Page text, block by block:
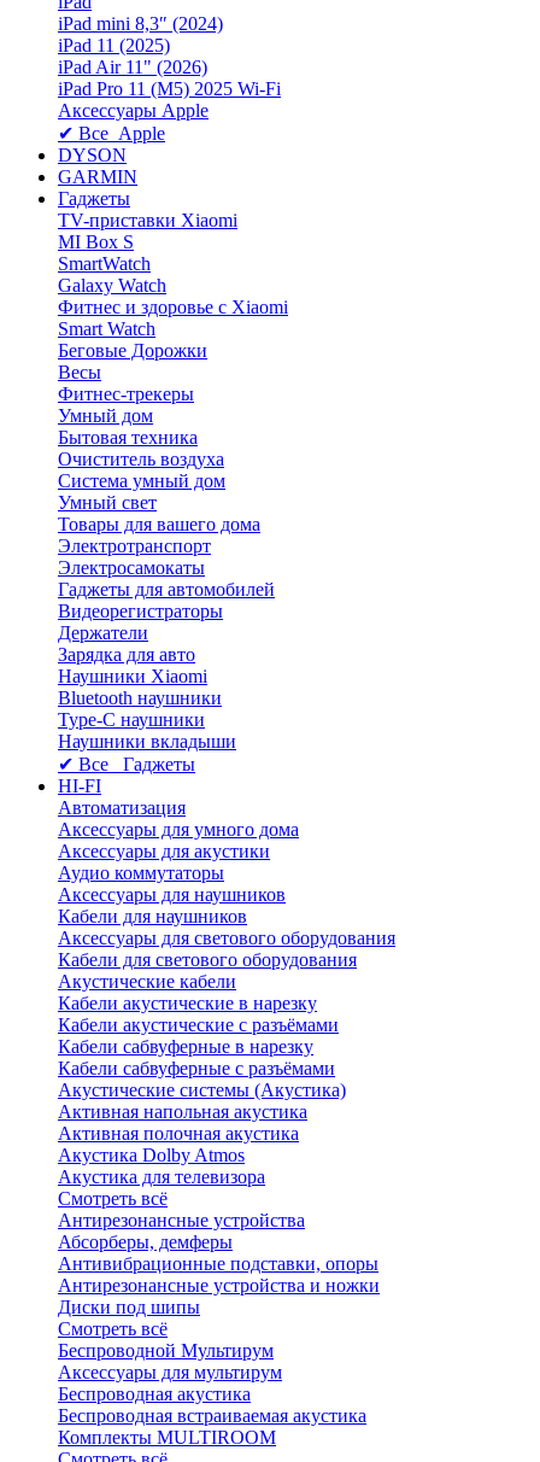
iPad mini 8,3″ (2024)
iPad 11 (2025)
iPad Air 11" (2026)
iPad Pro 11 (M5) 2025 Wi-Fi
Аксессуары Apple
✔ Все Apple
DYSON
GARMIN
Гаджеты
TV-приставки Xiaomi
MI Box S
SmartWatch
Galaxy Watch
Фитнес и здоровье с Xiaomi
Smart Watch
Беговые Дорожки
Весы
Фитнес-трекеры
Умный дом
Бытовая техника
Очиститель воздуха
Система умный дом
Умный свет
Товары для вашего дома
Электротранспорт
Электросамокаты
Гаджеты для автомобилей
Видеорегистраторы
Держатели
Зарядка для авто
Наушники Xiaomi
Bluetooth наушники
Type-C наушники
Наушники вкладыши
✔ Все Гаджеты
HI-FI
Автоматизация
Аксессуары для умного дома
Аксессуары для акустики
Аудио коммутаторы
Аксессуары для наушников
Кабели для наушников
Аксессуары для светового оборудования
Кабели для светового оборудования
Акустические кабели
Кабели акустические в нарезку
Кабели акустические с разъёмами
Кабели сабвуферные в нарезку
Кабели сабвуферные с разъёмами
Акустические системы (Акустика)
Активная напольная акустика
Активная полочная акустика
Акустика Dolby Atmos
Акустика для телевизора
Смотреть всё
Антирезонансные устройства
Абсорберы, демферы
Антивибрационные подставки, опоры
Антирезонансные устройства и ножки
Диски под шипы
Смотреть всё
Беспроводной Мультирум
Аксессуары для мультирум
Беспроводная акустика
Беспроводная встраиваемая акустика
Комплекты MULTIROOM